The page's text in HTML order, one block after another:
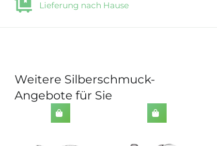
Lieferung nach Hause
Weitere Silberschmuck-
Angebote für Sie